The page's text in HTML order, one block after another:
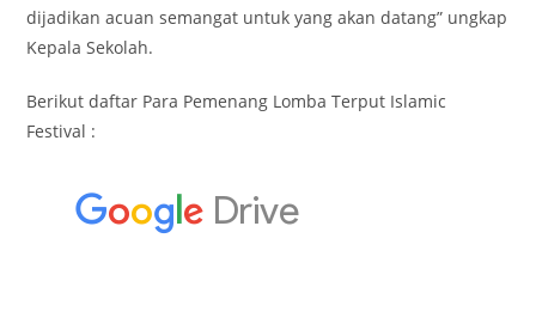
dijadikan acuan semangat untuk yang akan datang” ungkap
Kepala Sekolah.
Berikut daftar Para Pemenang Lomba Terput Islamic
Festival :